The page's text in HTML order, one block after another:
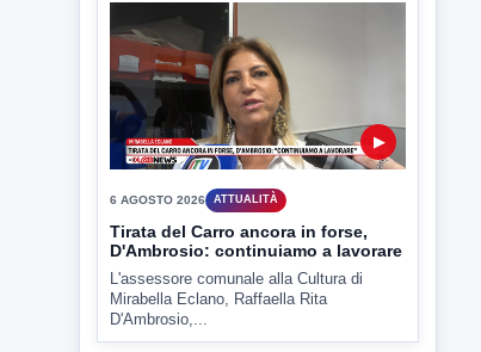
▶
6 AGOSTO 2026 ATTUALITÀ
Tirata del Carro ancora in forse,
D'Ambrosio: continuiamo a lavorare
L'assessore comunale alla Cultura di
Mirabella Eclano, Raffaella Rita
D'Ambrosio,...